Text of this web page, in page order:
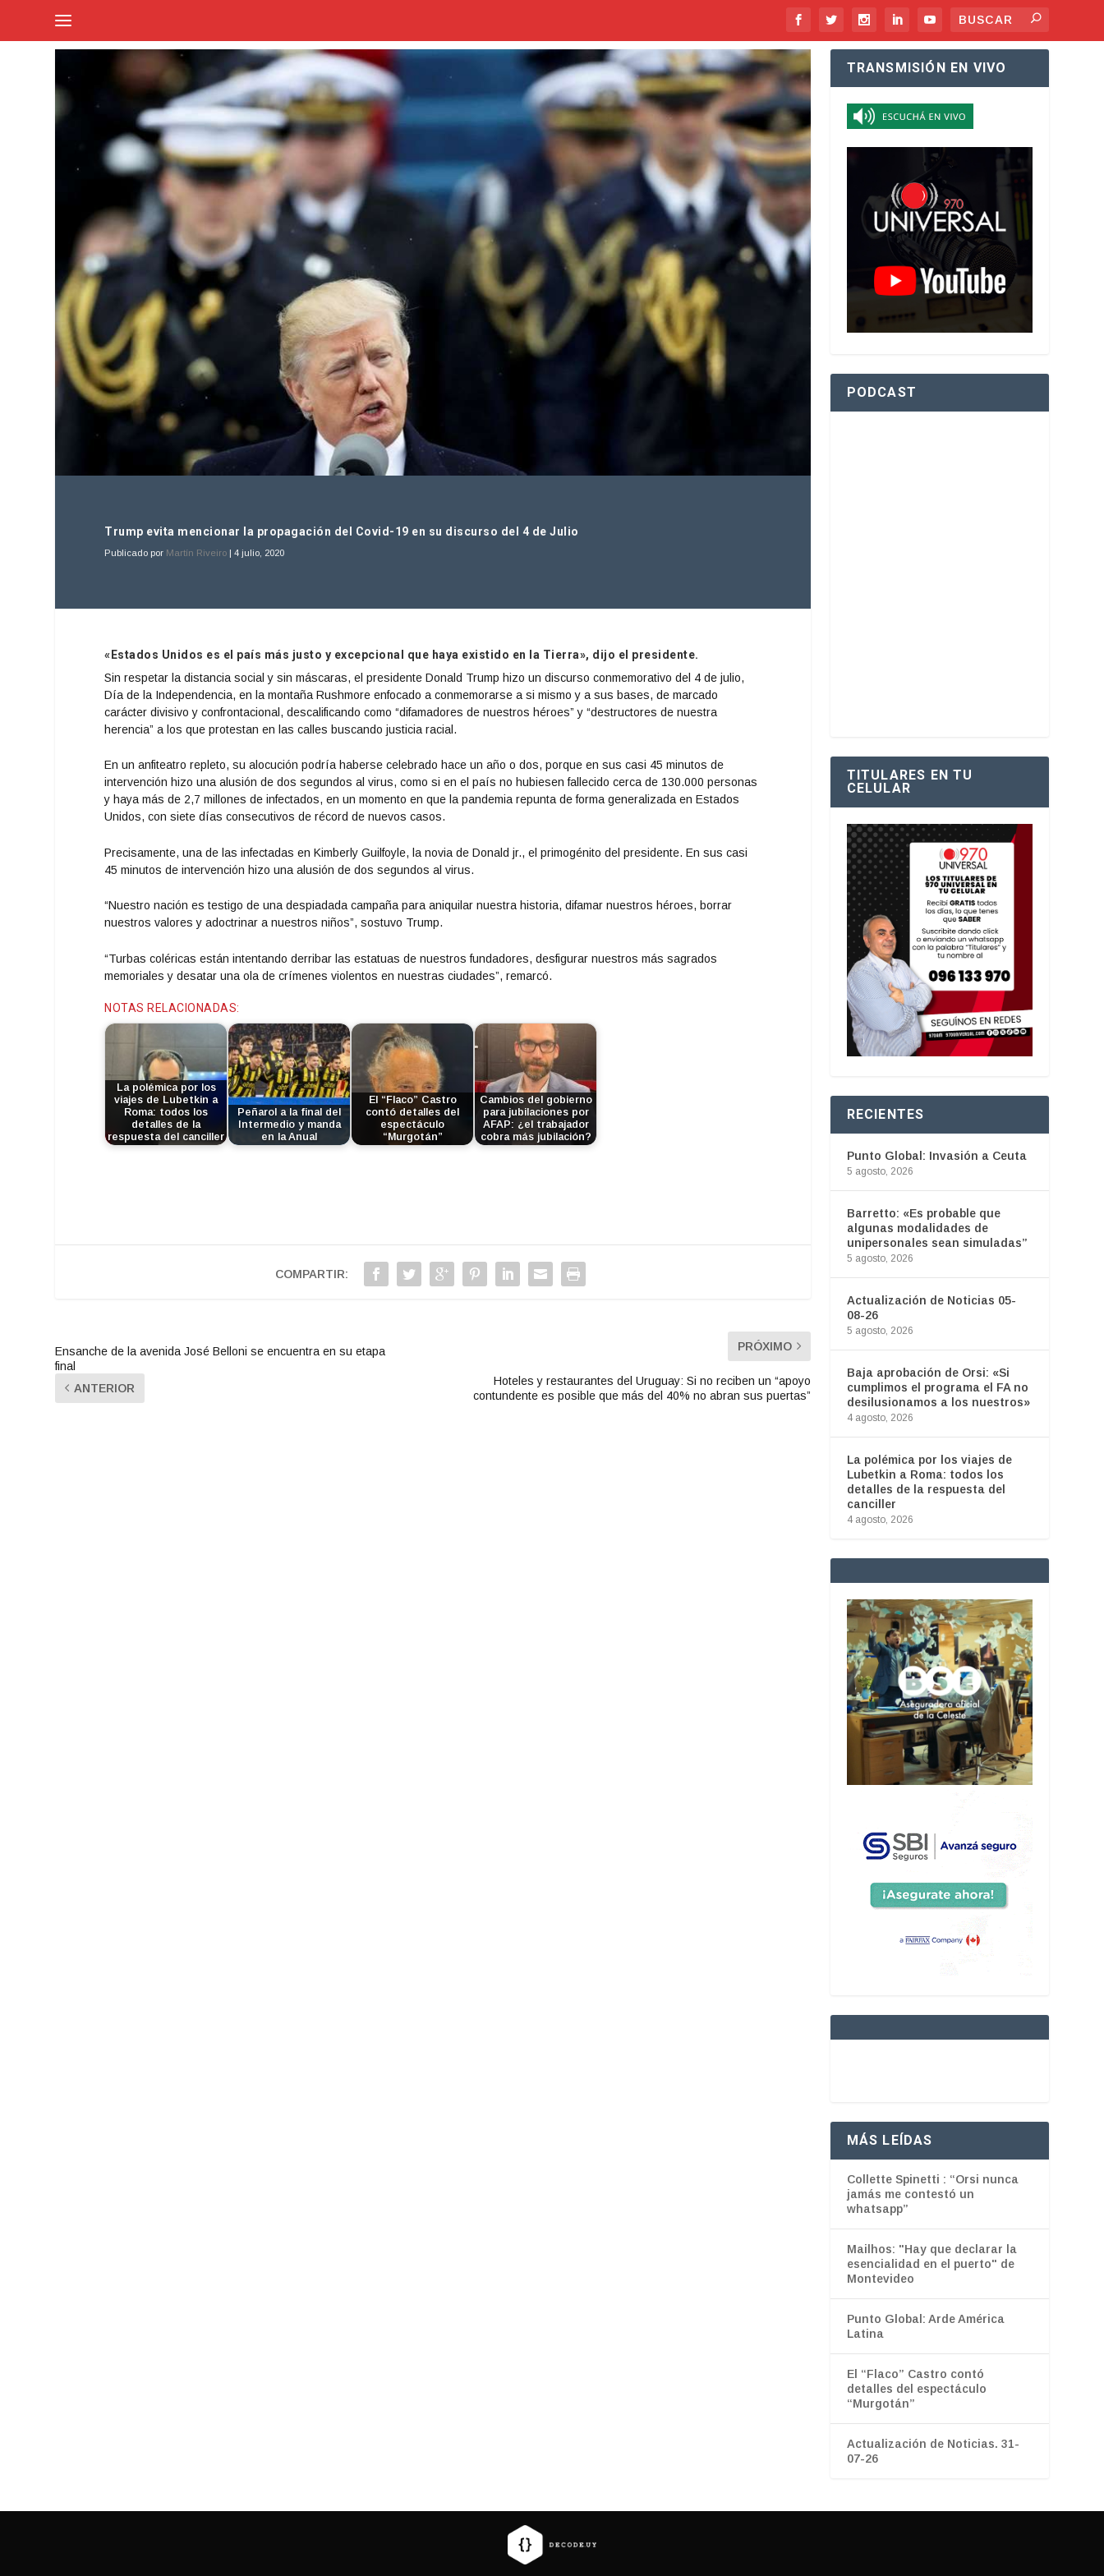
Trump evita mencionar la propagación del Covid-19 en su discurso del 4 de Julio
Publicado por Martín Riveiro |4 julio, 2020
«Estados Unidos es el país más justo y excepcional que haya existido en la Tierra», dijo el presidente.
Sin respetar la distancia social y sin máscaras, el presidente Donald Trump hizo un discurso conmemorativo del 4 de julio,
Día de la Independencia, en la montaña Rushmore enfocado a conmemorarse a si mismo y a sus bases, de marcado
carácter divisivo y confrontacional, descalificando como “difamadores de nuestros héroes” y “destructores de nuestra
herencia” a los que protestan en las calles buscando justicia racial.
En un anfiteatro repleto, su alocución podría haberse celebrado hace un año o dos, porque en sus casi 45 minutos de
intervención hizo una alusión de dos segundos al virus, como si en el país no hubiesen fallecido cerca de 130.000 personas
y haya más de 2,7 millones de infectados, en un momento en que la pandemia repunta de forma generalizada en Estados
Unidos, con siete días consecutivos de récord de nuevos casos.
Precisamente, una de las infectadas en Kimberly Guilfoyle, la novia de Donald jr., el primogénito del presidente. En sus casi
45 minutos de intervención hizo una alusión de dos segundos al virus.
“Nuestro nación es testigo de una despiadada campaña para aniquilar nuestra historia, difamar nuestros héroes, borrar
nuestros valores y adoctrinar a nuestros niños”, sostuvo Trump.
“Turbas coléricas están intentando derribar las estatuas de nuestros fundadores, desfigurar nuestros más sagrados
memoriales y desatar una ola de crímenes violentos en nuestras ciudades”, remarcó.
NOTAS RELACIONADAS:
La polémica por los
viajes de Lubetkin a
Roma: todos los
detalles de la
respuesta del canciller
Peñarol a la final del
Intermedio y manda
en la Anual
El “Flaco” Castro
contó detalles del
espectáculo
“Murgotán”
Cambios del gobierno
para jubilaciones por
AFAP: ¿el trabajador
cobra más jubilación?
COMPARTIR:
Ensanche de la avenida José Belloni se encuentra en su etapa
final
ANTERIOR
PRÓXIMO
Hoteles y restaurantes del Uruguay: Si no reciben un “apoyo
contundente es posible que más del 40% no abran sus puertas”
TRANSMISIÓN EN VIVO
PODCAST
TITULARES EN TU
CELULAR
RECIENTES
Punto Global: Invasión a Ceuta
5 agosto, 2026
Barretto: «Es probable que
algunas modalidades de
unipersonales sean simuladas”
5 agosto, 2026
Actualización de Noticias 05-
08-26
5 agosto, 2026
Baja aprobación de Orsi: «Si
cumplimos el programa el FA no
desilusionamos a los nuestros»
4 agosto, 2026
La polémica por los viajes de
Lubetkin a Roma: todos los
detalles de la respuesta del
canciller
4 agosto, 2026
MÁS LEÍDAS
Collette Spinetti : “Orsi nunca
jamás me contestó un
whatsapp”
Mailhos: "Hay que declarar la
esencialidad en el puerto" de
Montevideo
Punto Global: Arde América
Latina
El “Flaco” Castro contó
detalles del espectáculo
“Murgotán”
Actualización de Noticias. 31-
07-26